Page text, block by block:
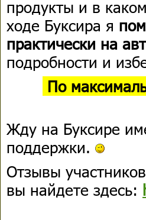
продукты и в
ходе Буксира я
практически на
подробности и
По
Жду на Буксире
поддержки.
Отзывы
вы найдете здесь: